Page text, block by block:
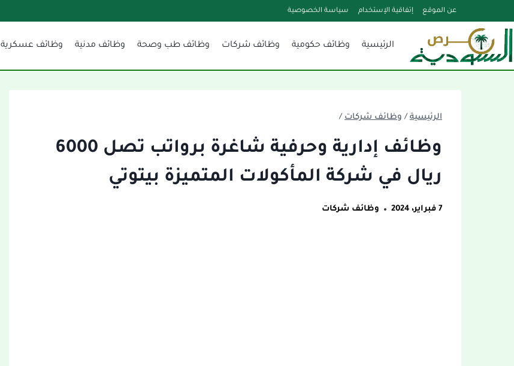
إلى
المحتوى
عن الموقع إتفاقية الإستخدام سياسة الخصوصية
الرئيسية وظائف حكومية وظائف شركات وظائف طب وصحة وظائف مدنية وظائف عسكرية
الرئيسية / وظائف شركات /
وظائف إدارية وحرفية شاغرة برواتب تصل 6000
ريال في شركة المأكولات المتميزة بيتوتي
7 فبراير، 2024 وظائف شركات